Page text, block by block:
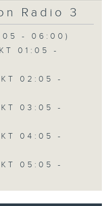
Radio 3
- 06:00)
01:05 -
02:05 -
03:05 -
04:05 -
05:05 -